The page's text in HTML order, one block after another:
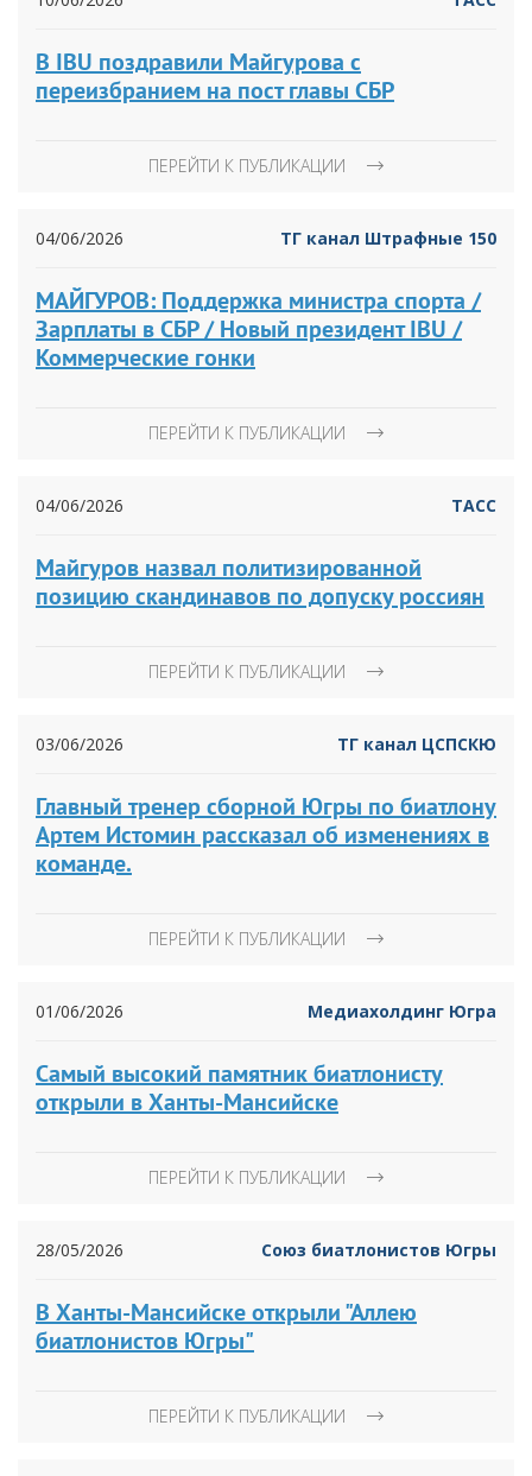
В IBU поздравили Майгурова с
переизбранием на пост главы СБР
ПЕРЕЙТИ К ПУБЛИКАЦИИ
04/06/2026 ТГ канал Штрафные 150
МАЙГУРОВ: Поддержка министра спорта /
Зарплаты в СБР / Новый президент IBU /
Коммерческие гонки
ПЕРЕЙТИ К ПУБЛИКАЦИИ
04/06/2026 ТАСС
Майгуров назвал политизированной
позицию скандинавов по допуску россиян
ПЕРЕЙТИ К ПУБЛИКАЦИИ
03/06/2026 ТГ канал ЦСПСКЮ
Главный тренер сборной Югры по биатлону
Артем Истомин рассказал об изменениях в
команде.
ПЕРЕЙТИ К ПУБЛИКАЦИИ
01/06/2026 Медиахолдинг Югра
Самый высокий памятник биатлонисту
открыли в Ханты-Мансийске
ПЕРЕЙТИ К ПУБЛИКАЦИИ
28/05/2026 Союз биатлонистов Югры
В Ханты-Мансийске открыли "Аллею
биатлонистов Югры"
ПЕРЕЙТИ К ПУБЛИКАЦИИ